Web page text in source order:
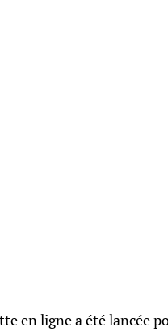
en ligne a été lancée